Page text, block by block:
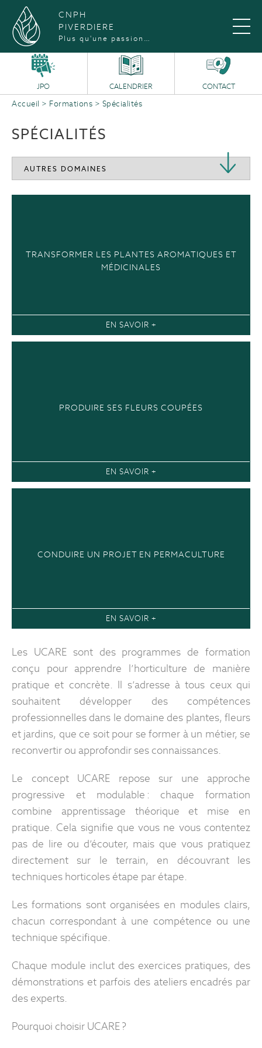
CNPH
PIVERDIERE
Plus qu'une passion…
JPO CALENDRIER CONTACT
Accueil > Formations > Spécialités
SPÉCIALITÉS
TRANSFORMER LES PLANTES AROMATIQUES ET
MÉDICINALES
EN SAVOIR +
PRODUIRE SES FLEURS COUPÉES
EN SAVOIR +
CONDUIRE UN PROJET EN PERMACULTURE
EN SAVOIR +
Les UCARE sont des programmes de formation
conçu pour apprendre l’horticulture de manière
pratique et concrète. Il s’adresse à tous ceux qui
souhaitent développer des compétences
professionnelles dans le domaine des plantes, fleurs
et jardins, que ce soit pour se former à un métier, se
reconvertir ou approfondir ses connaissances.
Le concept UCARE repose sur une approche
progressive et modulable : chaque formation
combine apprentissage théorique et mise en
pratique. Cela signifie que vous ne vous contentez
pas de lire ou d’écouter, mais que vous pratiquez
directement sur le terrain, en découvrant les
techniques horticoles étape par étape.
Les formations sont organisées en modules clairs,
chacun correspondant à une compétence ou une
technique spécifique.
Chaque module inclut des exercices pratiques, des
démonstrations et parfois des ateliers encadrés par
des experts.
Pourquoi choisir UCARE ?